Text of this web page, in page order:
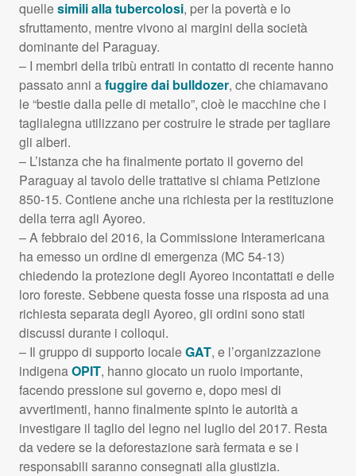
quellesimili alla tubercolosi, per la povertà e lo
sfruttamento, mentre vivono ai margini della società
dominante del Paraguay.
– I membri della tribù entrati in contatto di recente hanno
passato anni a fuggire dai bulldozer, che chiamavano
le “bestie dalla pelle di metallo”, cioè le macchine che i
taglialegna utilizzano per costruire le strade per tagliare
gli alberi.
– L’istanza che ha finalmente portato il governo del
Paraguay al tavolo delle trattative si chiama Petizione
850-15. Contiene anche una richiesta per la restituzione
della terra agli Ayoreo.
– A febbraio del 2016, la Commissione Interamericana
ha emesso un ordine di emergenza (MC 54-13)
chiedendo la protezione degli Ayoreo incontattati e delle
loro foreste. Sebbene questa fosse una risposta ad una
richiesta separata degli Ayoreo, gli ordini sono stati
discussi durante i colloqui.
– Il gruppo di supporto localeGAT, e l’organizzazione
indigena OPIT, hanno giocato un ruolo importante,
facendo pressione sul governo e, dopo mesi di
avvertimenti, hanno finalmente spinto le autorità a
investigare il taglio del legno nel luglio del 2017. Resta
da vedere se la deforestazione sarà fermata e se i
responsabili saranno consegnati alla giustizia.